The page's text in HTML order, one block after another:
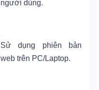
người dùng.
Sử dụng phiên bản
web trên PC/Laptop.